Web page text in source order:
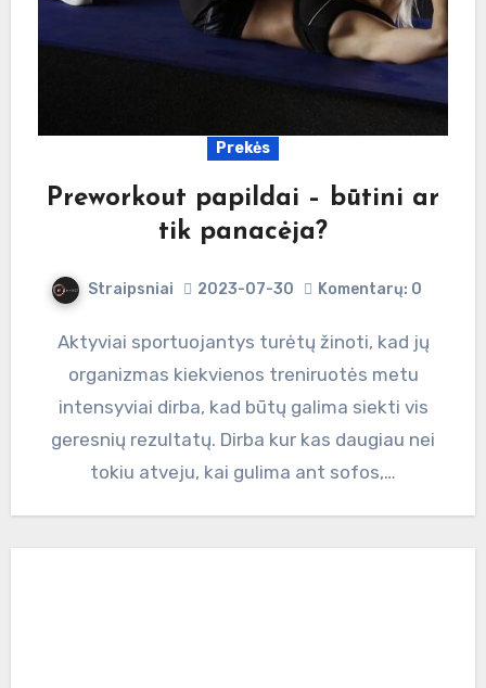
Prekės
Preworkout papildai – būtini ar
tik panacėja?
Straipsniai 2023-07-30 Komentarų: 0
Aktyviai sportuojantys turėtų žinoti, kad jų
organizmas kiekvienos treniruotės metu
intensyviai dirba, kad būtų galima siekti vis
geresnių rezultatų. Dirba kur kas daugiau nei
tokiu atveju, kai gulima ant sofos,…